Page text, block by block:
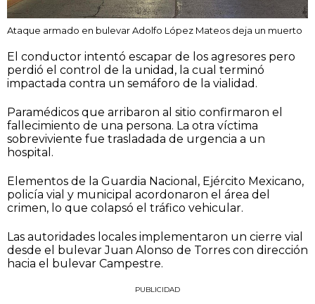
Ataque armado en bulevar Adolfo López Mateos deja un muerto
El conductor intentó escapar de los agresores pero
perdió el control de la unidad, la cual terminó
impactada contra un semáforo de la vialidad.
Paramédicos que arribaron al sitio confirmaron el
fallecimiento de una persona. La otra víctima
sobreviviente fue trasladada de urgencia a un
hospital.
Elementos de la Guardia Nacional, Ejército Mexicano,
policía vial y municipal acordonaron el área del
crimen, lo que colapsó el tráfico vehicular.
Las autoridades locales implementaron un cierre vial
desde el bulevar Juan Alonso de Torres con dirección
hacia el bulevar Campestre.
PUBLICIDAD